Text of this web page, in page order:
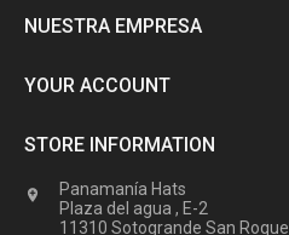
NUESTRA EMPRESA
YOUR ACCOUNT
STORE INFORMATION

Panamanía Hats
Plaza del agua , E-2
11310 Sotogrande San Roque